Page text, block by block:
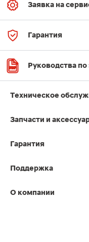
Заявка на
Гарантия
Руководства по
Техническое
Запчасти и
Гарантия
Поддержка
О компании